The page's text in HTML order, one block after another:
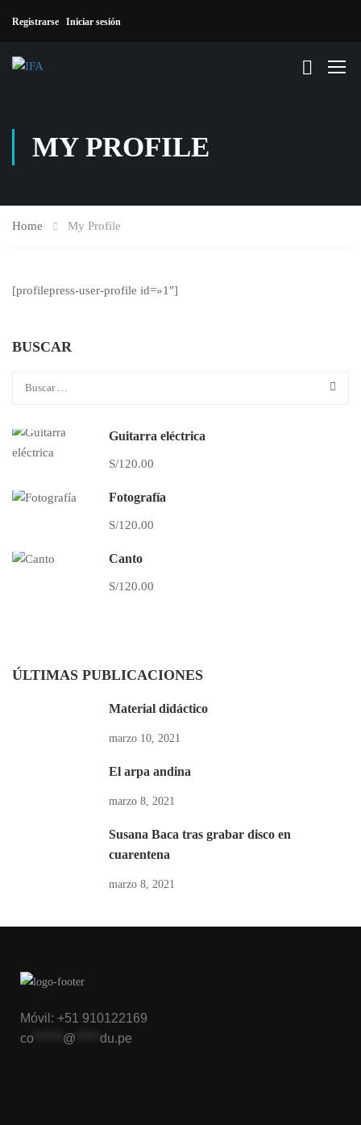
Registrarse Iniciar sesión
MY PROFILE
Home My Profile
[profilepress-user-profile id=»1″]
BUSCAR
Guitarra eléctrica
S/120.00
Fotografía
S/120.00
Canto
S/120.00
ÚLTIMAS PUBLICACIONES
Material didáctico
marzo 10, 2021
El arpa andina
marzo 8, 2021
Susana Baca tras grabar disco en
cuarentena
marzo 8, 2021
Móvil: +51 910122169
co
@ du.pe